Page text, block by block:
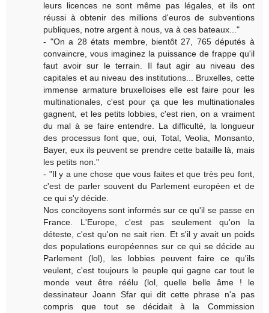
leurs licences ne sont même pas légales, et ils ont
réussi à obtenir des millions d'euros de subventions
publiques, notre argent à nous, va à ces bateaux..."
- "On a 28 états membre, bientôt 27, 765 députés à
convaincre, vous imaginez la puissance de frappe qu'il
faut avoir sur le terrain. Il faut agir au niveau des
capitales et au niveau des institutions... Bruxelles, cette
immense armature bruxelloises elle est faire pour les
multinationales, c'est pour ça que les multinationales
gagnent, et les petits lobbies, c'est rien, on a vraiment
du mal à se faire entendre. La difficulté, la longueur
des processus font que, oui, Total, Veolia, Monsanto,
Bayer, eux ils peuvent se prendre cette bataille là, mais
les petits non."
- "Il y a une chose que vous faites et que très peu font,
c'est de parler souvent du Parlement européen et de
ce qui s'y décide.
Nos concitoyens sont informés sur ce qu'il se passe en
France. L'Europe, c'est pas seulement qu'on la
déteste, c'est qu'on ne sait rien. Et s'il y avait un poids
des populations européennes sur ce qui se décide au
Parlement (lol), les lobbies peuvent faire ce qu'ils
veulent, c'est toujours le peuple qui gagne car tout le
monde veut être réélu (lol, quelle belle âme ! le
dessinateur Joann Sfar qui dit cette phrase n'a pas
compris que tout se décidait à la Commission